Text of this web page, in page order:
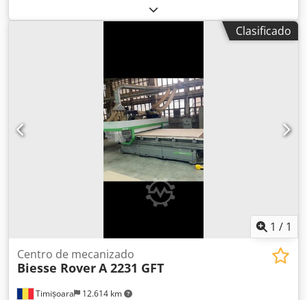
de serie: 16171 Alimentación eléctrica: 230 V Potencia: 20
kW Corriente nominal: 59 A Dcsdpfx Abjzrv Hbj Aok
Frecuencia: 50 Hz Suministro de aire: 6,5–7,5 bares Caudal
Clasificado
1 / 1
Timișoara 12.614 km
Centro de mecanizado
Biesse RoverA 2231 GFT